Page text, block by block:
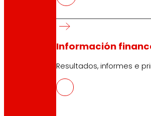
Información
Resultados, informes e